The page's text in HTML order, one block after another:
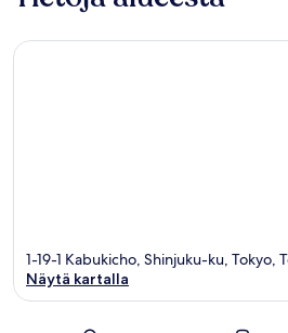
1-19-1 Kabukicho, Shinjuku-ku, Tokyo,
Näytä kartalla